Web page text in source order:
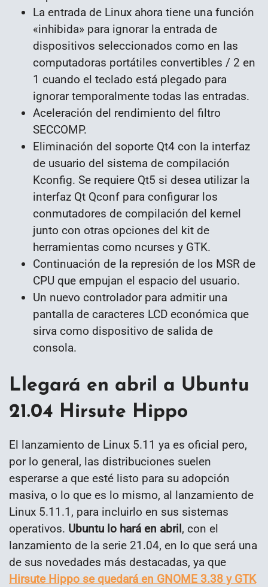
La entrada de Linux ahora tiene una función
«inhibida» para ignorar la entrada de
dispositivos seleccionados como en las
computadoras portátiles convertibles / 2 en
1 cuando el teclado está plegado para
ignorar temporalmente todas las entradas.
Aceleración del rendimiento del filtro
SECCOMP.
Eliminación del soporte Qt4 con la interfaz
de usuario del sistema de compilación
Kconfig. Se requiere Qt5 si desea utilizar la
interfaz Qt Qconf para configurar los
conmutadores de compilación del kernel
junto con otras opciones del kit de
herramientas como ncurses y GTK.
Continuación de la represión de los MSR de
CPU que empujan el espacio del usuario.
Un nuevo controlador para admitir una
pantalla de caracteres LCD económica que
sirva como dispositivo de salida de
consola.
Llegará en abril a Ubuntu
21.04 Hirsute Hippo
El lanzamiento de Linux 5.11 ya es oficial pero,
por lo general, las distribuciones suelen
esperarse a que esté listo para su adopción
masiva, o lo que es lo mismo, al lanzamiento de
Linux 5.11.1, para incluirlo en sus sistemas
operativos. Ubuntu lo hará en abril, con el
lanzamiento de la serie 21.04, en lo que será una
de sus novedades más destacadas, ya que
Hirsute Hippo se quedará en GNOME 3.38 y GTK